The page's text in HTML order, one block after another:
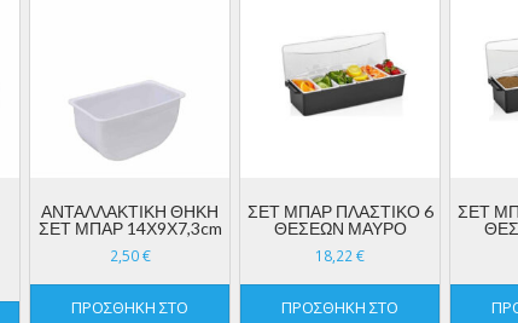
ΑΝΤΑΛΛΑΚΤΙΚΗ ΘΗΚΗ
ΣΕΤ ΜΠΑΡ 14Χ9Χ7,3cm
2,50€
ΠΡΟΣΘΉΚΗ ΣΤΟ
ΣΕΤ ΜΠΑΡ ΠΛΑΣΤΙΚΟ 6
ΘΕΣΕΩΝ ΜΑΥΡΟ
18,22€
ΠΡΟΣΘΉΚΗ ΣΤΟ
ΣΕΤ